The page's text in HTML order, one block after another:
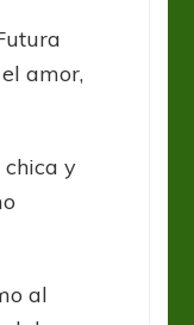
amor,
y
al